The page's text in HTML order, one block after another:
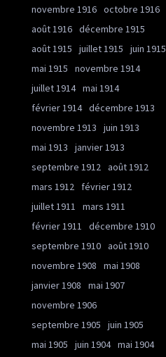
novembre 1916 octobre 1916
août 1916 décembre 1915
août 1915
juillet 1915
juin 1915
mai 1915
novembre 1914
juillet 1914 mai 1914
février 1914 décembre 1913
novembre 1913
juin 1913
mai 1913
janvier 1913
septembre 1912 août 1912
mars 1912
février 1912
juillet 1911
mars 1911
février 1911
décembre 1910
septembre 1910 août 1910
novembre 1908
mai 1908
janvier 1908
mai 1907
novembre 1906
septembre 1905
juin 1905
mai 1905
juin 1904 mai 1904